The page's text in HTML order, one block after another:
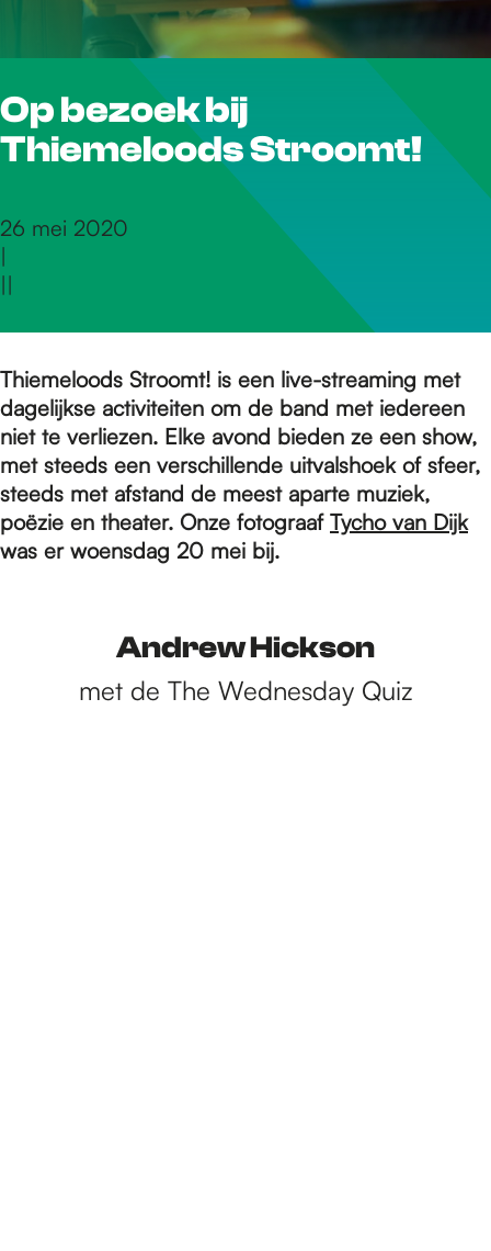
r
d
e
o
m
e
a
Op bezoek bij
Thiemeloods Stroomt!
26 mei 2020
|
||
Thiemeloods Stroomt! is een live-streaming met
dagelijkse activiteiten om de band met iedereen
niet te verliezen. Elke avond bieden ze een show,
met steeds een verschillende uitvalshoek of sfeer,
steeds met afstand de meest aparte muziek,
poëzie en theater. Onze fotograaf Tycho van Dijk
was er woensdag 20 mei bij.
Andrew Hickson
met de The Wednesday Quiz